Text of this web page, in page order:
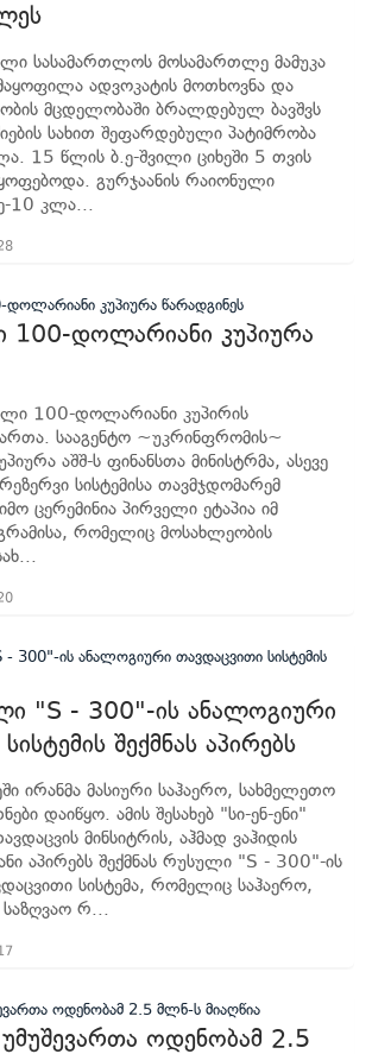
სასამართლოს მოსამართლე მამუკა
ადვოკატის მოთხოვნა და
მცდელობაში ბრალდებულ ბავშვს
სახით შეფარდებული პატიმრობა
15 წლის ბ.ე-შვილი ციხეში 5 თვის
გურჯაანის რაიონული
10 კლა...
100-დოლარიანი კუპიურა
100-დოლარიანი კუპირის
სააგენტო ~უკრინფრომის~
აშშ-ს ფინანსთა მინისტრმა, ასევე
სისტემისა თავმჯდომარემ
ცერემინია პირველი ეტაპია იმ
რომელიც მოსახლეობის
"S - 300"-ის ანალოგიური
შექმნას აპირებს
ირანმა მასიური საჰაერო, სახმელეთო
დაიწყო. ამის შესახებ "სი-ენ-ენი"
მინსიტრის, აჰმად ვაჰიდის
აპირებს შექმნას რუსული "S - 300"-ის
სისტემა, რომელიც საჰაერო,
რ...
ოდენობამ 2.5